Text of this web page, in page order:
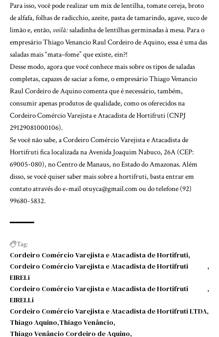
Para isso, você pode realizar um mix de lentilha, tomate cereja, broto
de alfafa, folhas de radicchio, azeite, pasta de tamarindo, agave, suco de
limão e, então, voilà:saladinha de lentilhas germinadas à mesa. Para o
empresário Thiago Venancio Raul Cordeiro de Aquino, essa é uma das
saladas mais “mata–fome” que existe, ein?!
Desse modo, agora que você conhece mais sobre os tipos de saladas
completas, capazes de saciar a fome, o empresário Thiago Venancio
Raul Cordeiro de Aquino comenta que é necessário, também,
consumir apenas produtos de qualidade, como os oferecidos na
Cordeiro Comércio Varejista e Atacadista de Hortifruti (CNPJ
29129081000106).
Se você não sabe, a Cordeiro Comércio Varejista e Atacadista de
Hortifruti fica localizada na Avenida Joaquim Nabuco, 26A (CEP:
69005-080), no Centro de Manaus, no Estado do Amazonas. Além
disso, se você quiser saber mais sobre a hortifruti, basta entrar em
contato através do e-mailotuyca@gmail.comou do telefone (92)
99680-5832.
Tag:
Cordeiro Comércio Varejista e Atacadista de Hortifruti
Cordeiro Comércio Varejista e Atacadista de Hortifruti
EIRELi
Cordeiro Comércio Varejista e Atacadista de Hortifruti
EIRELLi
Cordeiro Comércio Varejista e Atacadista de Hortifruti LTDA
Thiago Aquino Thiago Venâncio
Thiago Venâncio Cordeiro de Aquino